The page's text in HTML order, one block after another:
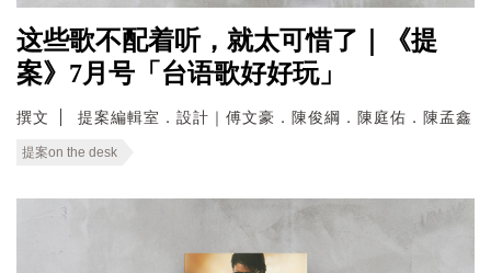
这些歌不配着听，就太可惜了｜《提
案》7月号「台语歌好好玩」
撰文 提案編輯室．設計｜傅文豪．陳俊綱．陳庭佑．陳孟鑫
提案on the desk